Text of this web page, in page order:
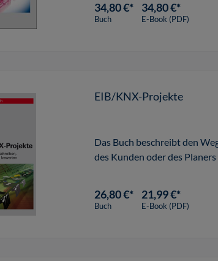
34,80 €*
Buch
34,80 €*
E-Book (PDF)
EIB/KNX-Projekte
Das Buch beschreibt den
des Kunden oder des
26,80 €*
Buch
21,99 €*
E-Book (PDF)